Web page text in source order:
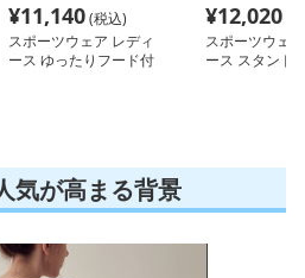
¥11,140(税込)
スポーツウェア レディ
ース ゆったりフード付
¥12,020
スポーツウェ
ース スタンド
気が高まる背景